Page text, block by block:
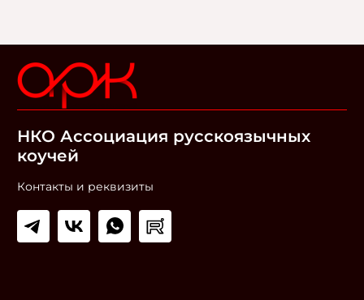
НКО Ассоциация русскоязычных
коучей
Контакты и реквизиты